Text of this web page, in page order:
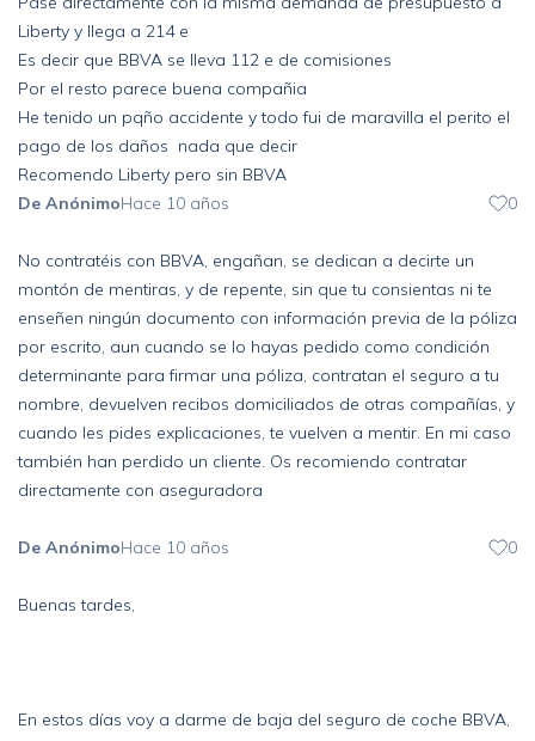
Liberty y llega a 214 e
Es decir que BBVA se lleva 112 e de comisiones
Por el resto parece buena compañia
He tenido un pqño accidente y todo fui de maravilla el perito el
pago de los daños nada que decir
Recomendo Liberty pero sin BBVA
De AnónimoHace 10 años 0
No contratéis con BBVA, engañan, se dedican a decirte un
montón de mentiras, y de repente, sin que tu consientas ni te
enseñen ningún documento con información previa de la póliza
por escrito, aun cuando se lo hayas pedido como condición
determinante para firmar una póliza, contratan el seguro a tu
nombre, devuelven recibos domiciliados de otras compañías, y
cuando les pides explicaciones, te vuelven a mentir. En mi caso
también han perdido un cliente. Os recomiendo contratar
directamente con aseguradora
De AnónimoHace 10 años 0
Buenas tardes,
En estos días voy a darme de baja del seguro de coche BBVA,